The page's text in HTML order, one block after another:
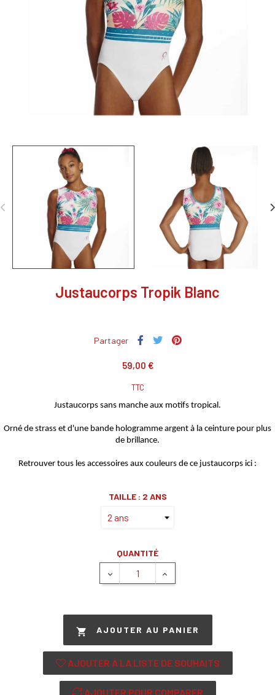
Justaucorps Tropik Blanc
Partager
59,00 €
TTC
Justaucorps sans manche aux motifs tropical.
Orné de strass et d'une bande hologramme argent à la ceinture pour plus
de brillance.
Retrouver tous les accessoires aux couleurs de ce justaucorps ici :
TAILLE : 2 ANS
QUANTITÉ
 AJOUTER AU PANIER
AJOUTER À LA LISTE DE SOUHAITS
AJOUTER POUR COMPARER